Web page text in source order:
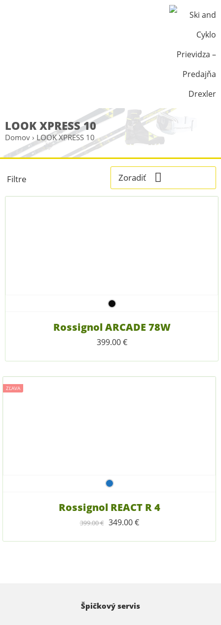
LOOK XPRESS 10
Domov › LOOK XPRESS 10
Filtre Zoradiť
Rossignol ARCADE 78W
399.00€
ZĽAVA
Rossignol REACT R 4
399.00€ 349.00€
Špičkový servis